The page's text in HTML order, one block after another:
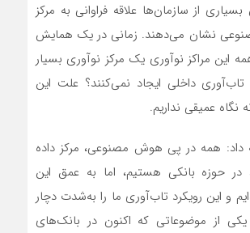
از سازمان‌ها علاقه فراوانی به مرکز
نشان می‌دهند. زمانی در یک همایش
این مراکز نوآوری یک مرکز نوآوری بسیار
داخلی ایجاد نمی‌کنند؟ علت این
نگاه عمیقی نداریم.
داد: همه در پی هوش مصنوعی، مرکز داده
حوزه بانکی هستیم، اما به عمق این
و این رویکرد تاب‌آوری ما را به‌شدت دچار
از موضوعاتی که اکنون در بانک‌های